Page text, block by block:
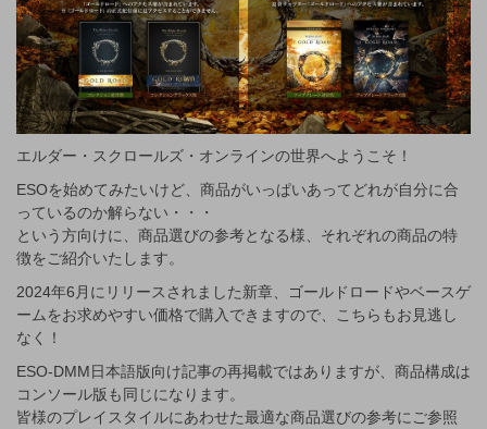
エルダー・スクロールズ・オンラインの世界へようこそ！
ESOを始めてみたいけど、商品がいっぱいあってどれが自分に合
っているのか解らない・・・
という方向けに、商品選びの参考となる様、それぞれの商品の特
徴をご紹介いたします。
2024年6月にリリースされました新章、ゴールドロードやベースゲ
ームをお求めやすい価格で購入できますので、こちらもお見逃し
なく！
ESO-DMM日本語版向け記事の再掲載ではありますが、商品構成は
コンソール版も同じになります。
皆様のプレイスタイルにあわせた最適な商品選びの参考にご参照